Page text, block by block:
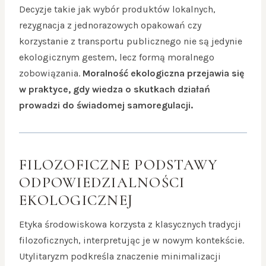
Decyzje takie jak wybór produktów lokalnych,
rezygnacja z jednorazowych opakowań czy
korzystanie z transportu publicznego nie są jedynie
ekologicznym gestem, lecz formą moralnego
zobowiązania. Moralność ekologiczna przejawia się
w praktyce, gdy wiedza o skutkach działań
prowadzi do świadomej samoregulacji.
FILOZOFICZNE PODSTAWY
ODPOWIEDZIALNOŚCI
EKOLOGICZNEJ
Etyka środowiskowa korzysta z klasycznych tradycji
filozoficznych, interpretując je w nowym kontekście.
Utylitaryzm podkreśla znaczenie minimalizacji